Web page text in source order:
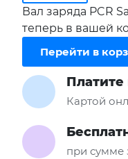
Вал заряда PCR
теперь в вашей
Перейти в
Платите
Картой
при сумме